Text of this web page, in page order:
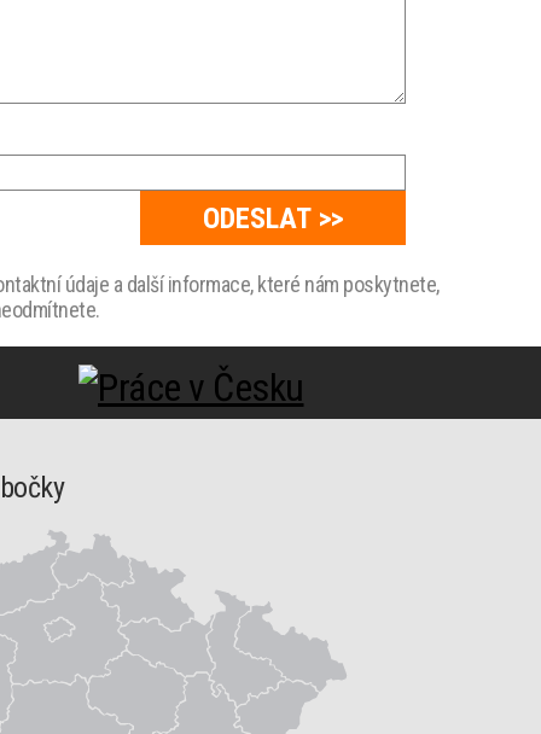
údaje a další informace, které nám poskytnete,